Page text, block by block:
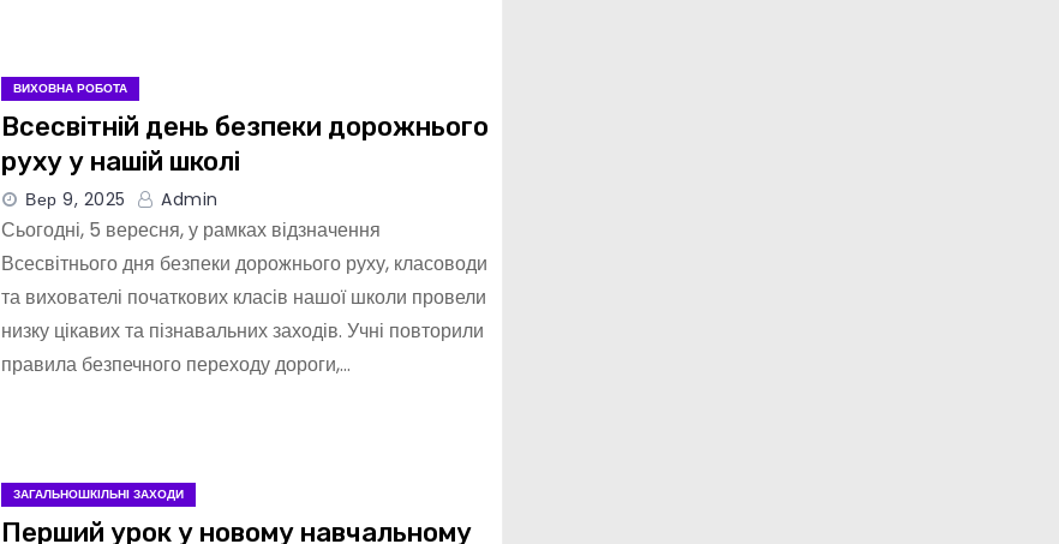
ВИХОВНА РОБОТА
Всесвітній день безпеки дорожнього
руху у нашій школі
Вер 9, 2025 Admin
Сьогодні, 5 вересня, у рамках відзначення
Всесвітнього дня безпеки дорожнього руху, класоводи
та вихователі початкових класів нашої школи провели
низку цікавих та пізнавальних заходів. Учні повторили
правила безпечного переходу дороги,…
ЗАГАЛЬНОШКІЛЬНІ ЗАХОДИ
Перший урок у новому навчальному